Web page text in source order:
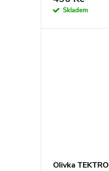
u
Skladem
Olivka TEKTRO